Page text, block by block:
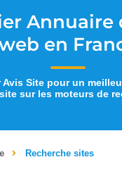
Annuaire
en
Avis Site pour un
sur les moteurs de
Recherche sites